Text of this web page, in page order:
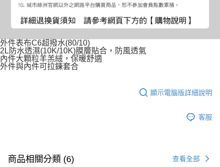
外件表布C6超撥水(80/10)
2L防水透濕(10K/10K)膜層貼合，防風透氣
內件大顆粒羊羔絨，保暖舒適
外件與內件可拉鍊套合
顯示電腦版詳細說明
客服
商品相關分類 (6) 查看全部